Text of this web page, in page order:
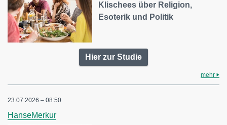
Klischees über Religion,
Esoterik und Politik
Hier zur Studie
mehr
23.07.2026 – 08:50
HanseMerkur